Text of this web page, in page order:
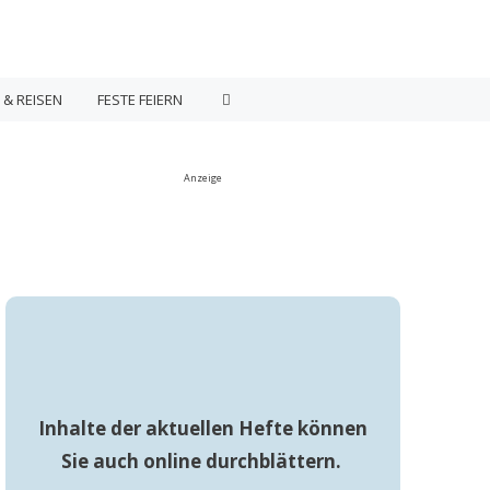
REISEN FESTE FEIERN
Anzeige
Inhalte der aktuellen Hefte können
Sie auch online durchblättern.